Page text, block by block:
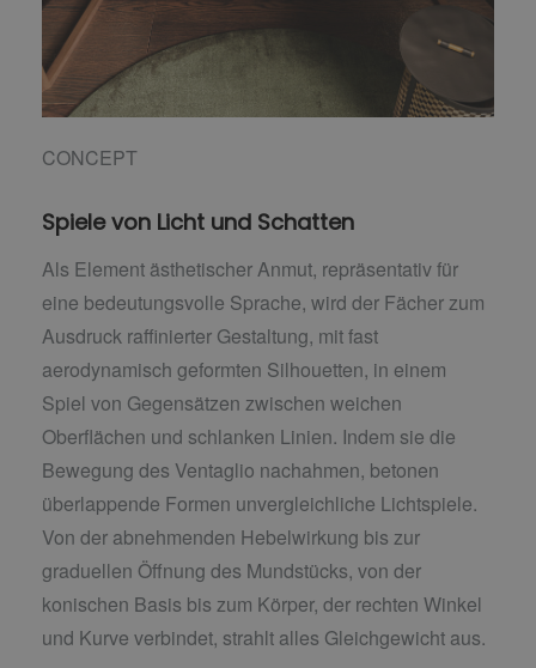
CONCEPT
Spiele von Licht und Schatten
Als Element ästhetischer Anmut, repräsentativ für
eine bedeutungsvolle Sprache, wird der Fächer zum
Ausdruck raffinierter Gestaltung, mit fast
aerodynamisch geformten Silhouetten, in einem
Spiel von Gegensätzen zwischen weichen
Oberflächen und schlanken Linien. Indem sie die
Bewegung des Ventaglio nachahmen, betonen
überlappende Formen unvergleichliche Lichtspiele.
Von der abnehmenden Hebelwirkung bis zur
graduellen Öffnung des Mundstücks, von der
konischen Basis bis zum Körper, der rechten Winkel
und Kurve verbindet, strahlt alles Gleichgewicht aus.